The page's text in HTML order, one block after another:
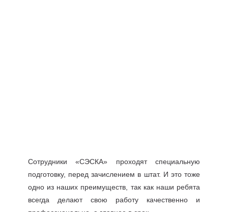
Сотрудники «СЭСКА» проходят специальную
подготовку, перед зачислением в штат. И это тоже
одно из наших преимуществ, так как наши ребята
всегда делают свою работу качественно и